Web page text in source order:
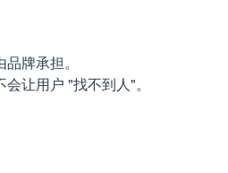
牌承担。
让用户 "找不到人"。